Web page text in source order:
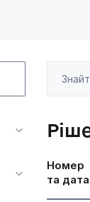
Номер
та дата